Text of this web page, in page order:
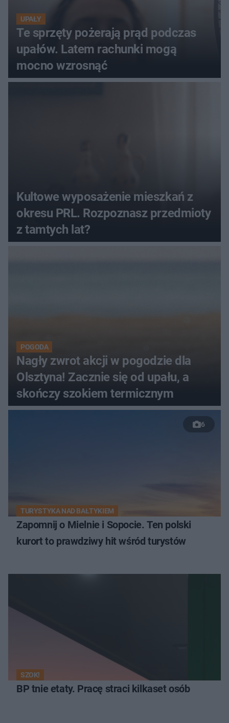
UPAŁY
Te sprzęty pożerają prąd podczas
upałów. Latem rachunki mogą
mocno wzrosnąć
Kultowe wyposażenie mieszkań z
okresu PRL. Rozpoznasz przedmioty
z tamtych lat?
POGODA
Nagły zwrot akcji w pogodzie dla
Olsztyna! Zacznie się od upału, a
skończy szokiem termicznym
6
TURYSTYKA NAD BAŁTYKIEM
Zapomnij o Mielnie i Sopocie. Ten polski
kurort to prawdziwy hit wśród turystów
SZOK!
BP tnie etaty. Pracę straci kilkaset osób